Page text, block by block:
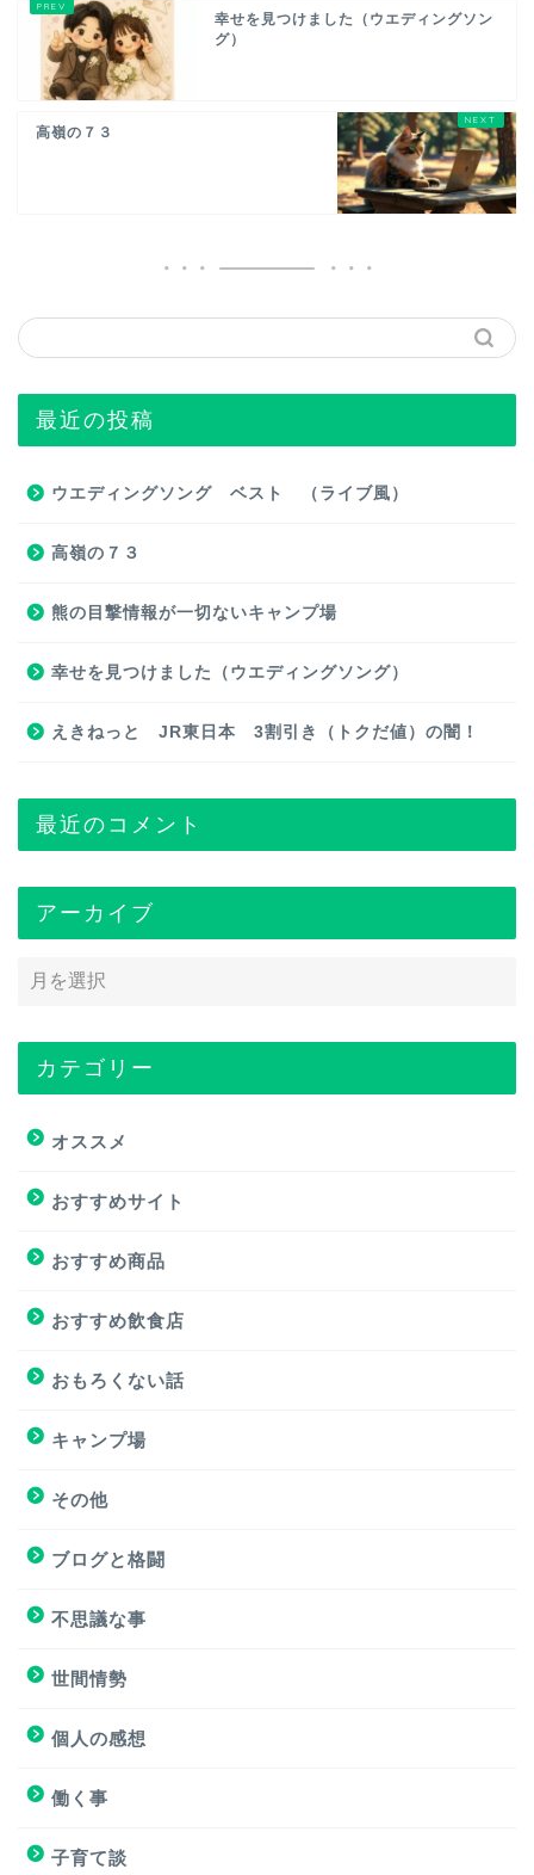
幸せを見つけました（ウエディングソン
グ）
高嶺の７３
最近の投稿
ウエディングソング ベスト （ライブ風）
高嶺の７３
熊の目撃情報が一切ないキャンプ場
幸せを見つけました（ウエディングソング）
えきねっと JR東日本 3割引き（トクだ値）の闇！
最近のコメント
アーカイブ
カテゴリー
オススメ
おすすめサイト
おすすめ商品
おすすめ飲食店
おもろくない話
キャンプ場
その他
ブログと格闘
不思議な事
世間情勢
個人の感想
働く事
子育て談